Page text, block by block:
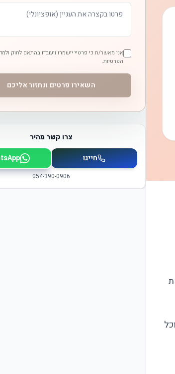
אני מאשר/ת כי פרטיי יישמרו ויעובדו בהתאם לחוק
הפרטיות.
השאירו פרטים ונחזור אליכם
צרו קשר מהיר
חייגו
054-390-0906